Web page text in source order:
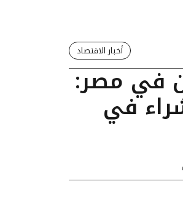
أخبار الاقتصاد
في مصر:
7750 للشراء في